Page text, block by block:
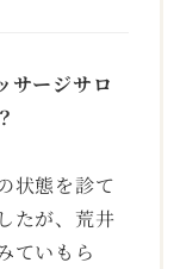
サージサロ
状態を診て
たが、荒井
ていもら